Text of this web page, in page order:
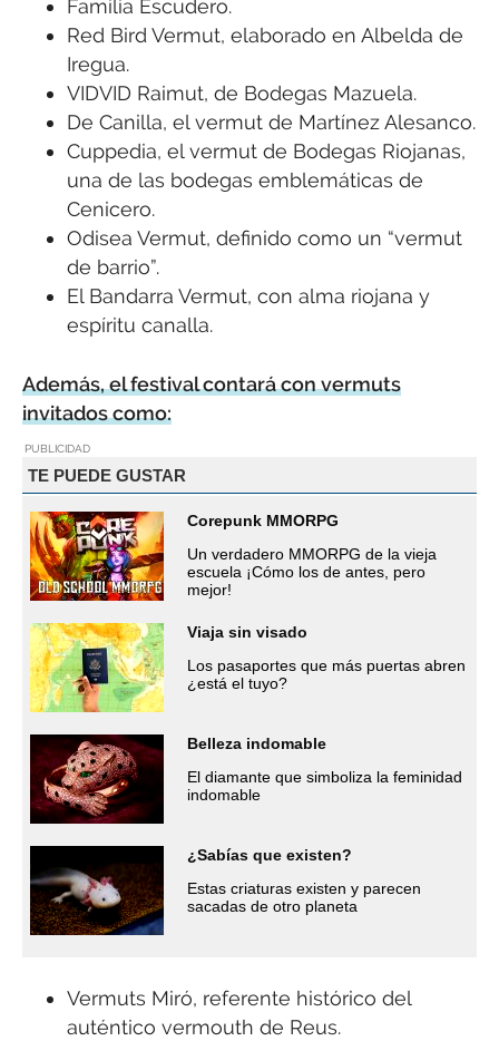
Familia Escudero.
Red Bird Vermut, elaborado en Albelda de
Iregua.
VIDVID Raimut, de Bodegas Mazuela.
De Canilla, el vermut de Martínez Alesanco.
Cuppedia, el vermut de Bodegas Riojanas,
una de las bodegas emblemáticas de
Cenicero.
Odisea Vermut, definido como un “vermut
de barrio”.
El Bandarra Vermut, con alma riojana y
espíritu canalla.
Además, el festival contará con vermuts
invitados como:
PUBLICIDAD
TE PUEDE GUSTAR
Corepunk MMORPG
Un verdadero MMORPG de la vieja
escuela ¡Cómo los de antes, pero
mejor!
Viaja sin visado
Los pasaportes que más puertas abren
¿está el tuyo?
Belleza indomable
El diamante que simboliza la feminidad
indomable
¿Sabías que existen?
Estas criaturas existen y parecen
sacadas de otro planeta
Vermuts Miró, referente histórico del
auténtico vermouth de Reus.